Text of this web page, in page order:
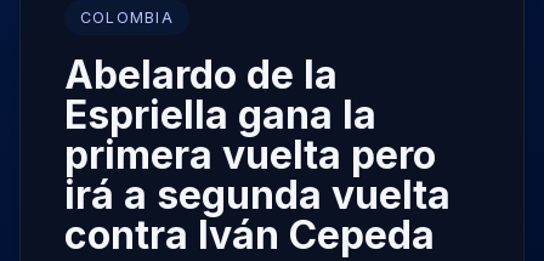
COLOMBIA
Abelardo de la
Espriella gana la
primera vuelta pero
irá a segunda vuelta
contra Iván Cepeda